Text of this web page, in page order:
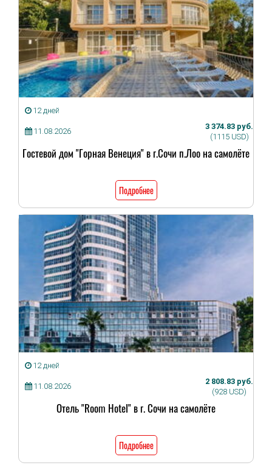
12 дней
11.08.2026
3 374.83 руб.
(1115 USD)
Гостевой дом "Горная Венеция" в г.Сочи п.Лоо на самолёте
Подробнее
12 дней
11.08.2026
2 808.83 руб.
(928 USD)
Отель "Room Hotel" в г. Сочи на самолёте
Подробнее